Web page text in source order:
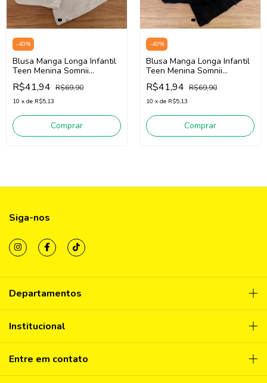
-40%
Blusa Manga Longa Infantil
Teen Menina Somnii
4261011 (Branco)
R$41,94 R$69,90
10 x de R$5,13
Comprar
-40%
Blusa Manga Longa Infantil
Teen Menina Somnii
4261011 (Preto)
R$41,94 R$69,90
10 x de R$5,13
Comprar
Siga-nos
Departamentos
Institucional
Entre em contato